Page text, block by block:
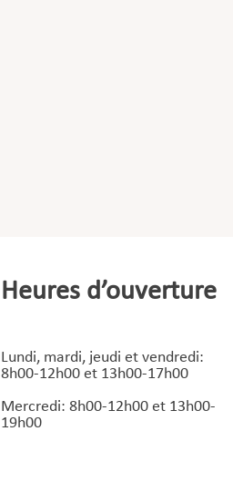
Heures d’ouverture
Lundi, mardi, jeudi et vendredi:
8h00-12h00 et 13h00-17h00
Mercredi: 8h00-12h00 et 13h00-
19h00